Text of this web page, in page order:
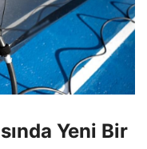
Yeni Bir